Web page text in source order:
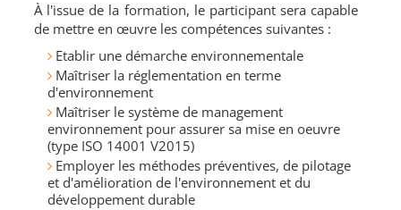
À l'issue de la formation, le participant sera capable
de mettre en œuvre les compétences suivantes :
Etablir une démarche environnementale
Maîtriser la réglementation en terme
d'environnement
Maîtriser le système de management
environnement pour assurer sa mise en oeuvre
(type ISO 14001 V2015)
Employer les méthodes préventives, de pilotage
et d'amélioration de l'environnement et du
développement durable